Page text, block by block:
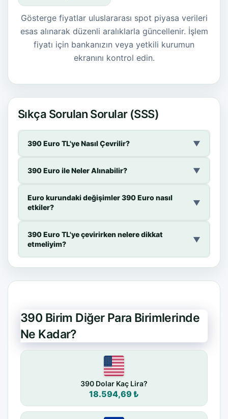
Gösterge fiyatlar uluslararası spot piyasa verileri
esas alınarak düzenli aralıklarla güncellenir. İşlem
fiyatı için bankanızın veya yetkili kurumun
ekranını kontrol edin.
Sıkça Sorulan Sorular (SSS)
390 Euro TL'ye Nasıl Çevrilir? ▼
390 Euro ile Neler Alınabilir? ▼
Euro kurundaki değişimler 390 Euro nasıl
etkiler?
▼
390 Euro TL'ye çevirirken nelere dikkat
etmeliyim?
▼
390 Birim Diğer Para Birimlerinde
Ne Kadar?
390 Dolar Kaç Lira?
18.594,69 ₺